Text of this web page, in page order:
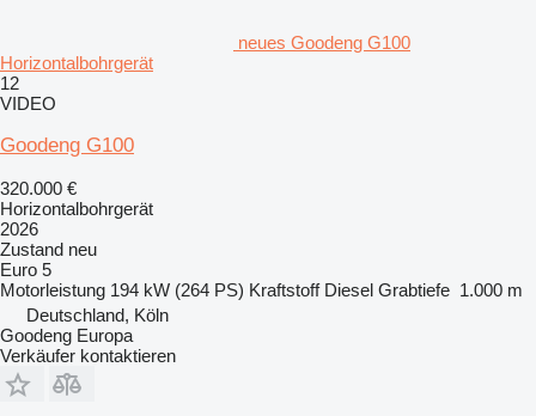
neues Goodeng G100
Horizontalbohrgerät
12
VIDEO
Goodeng G100
320.000 €
Horizontalbohrgerät
2026
Zustand neu
Euro 5
Motorleistung 194 kW (264 PS) Kraftstoff Diesel Grabtiefe 1.000 m
Deutschland, Köln
Goodeng Europa
Verkäufer kontaktieren